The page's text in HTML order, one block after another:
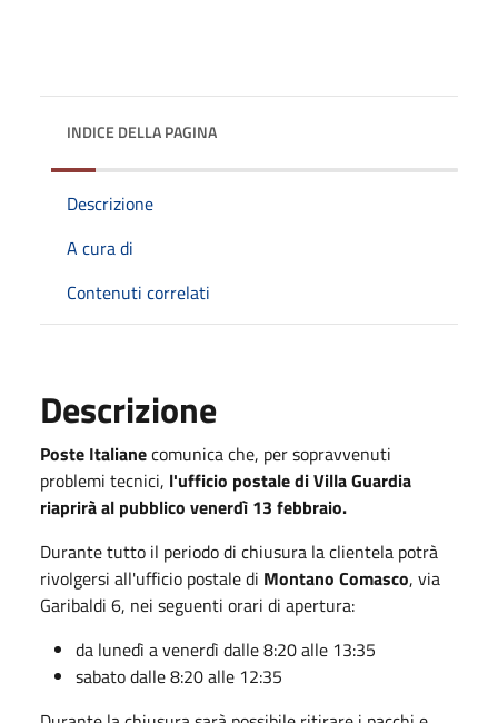
INDICE DELLA PAGINA
Descrizione
A cura di
Contenuti correlati
Descrizione
Poste Italianecomunica che, per sopravvenuti
problemi tecnici, l'ufficio postale di Villa Guardia
riaprirà al pubblico venerdì 13 febbraio.
Durante tutto il periodo di chiusura la clientela potrà
rivolgersi all'ufficio postale di Montano Comasco, via
Garibaldi 6, nei seguenti orari di apertura:
da lunedì a venerdì dalle 8:20 alle 13:35
sabato dalle 8:20 alle 12:35